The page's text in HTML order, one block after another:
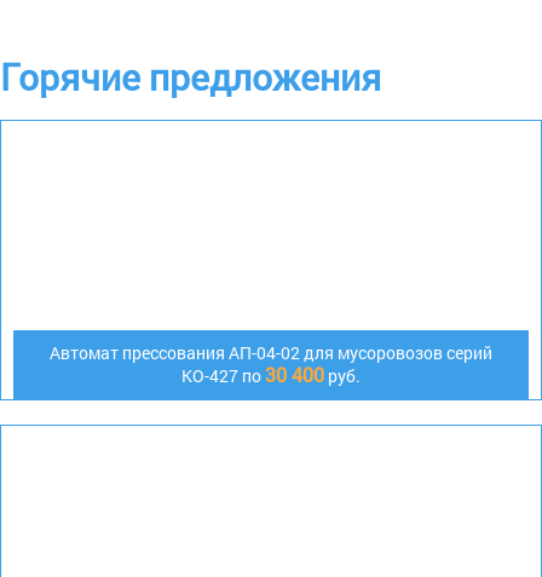
Горячие предложения
Автомат прессования АП-04-02 для мусоровозов серий
КО-427 по30 400 руб.